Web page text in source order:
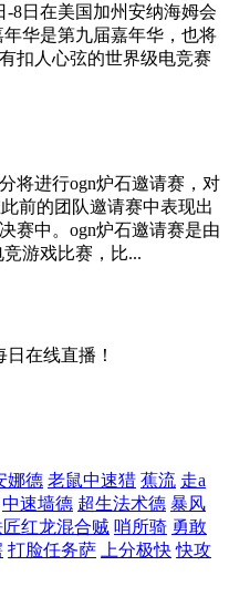
-8日在美国加州安纳海姆会
华是第九届嘉年华，也将
扣人心弦的世界级电竞赛
进行ogn炉石邀请赛，对
前的团队邀请赛中表现出
赛中。ogn炉石邀请赛是由
竞游戏比赛，比...
在线直播！
娜德 老鼠中速猎 蕉流 走a
中速墙德 超生法术德 暴风
匠红龙混合贼 哨所骑 勇敢
打脸任务萨 上分极快 快攻